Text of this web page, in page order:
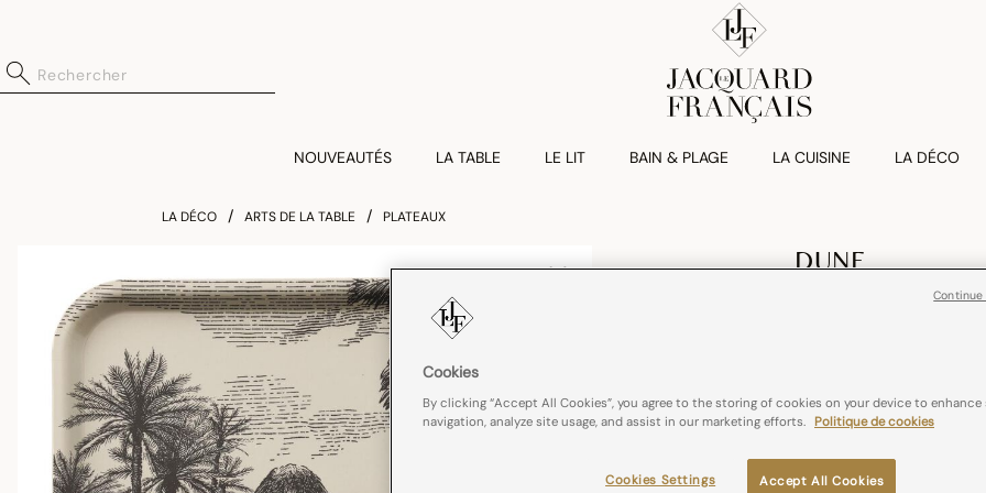
NOUVEAUTÉS LA TABLE LE LIT BAIN & PLAGE LA CUISINE LA DÉCO
LA DÉCO ARTS DE LA TABLE PLATEAUX
DUNE
Plateau Dune
Couleurs :Argile
Cookies
By clicking “Accept All Cookies”, you agree to the storing of cookies on your device to enhance
navigation, analyze site usage, and assist in our marketing efforts. Politique de cookies
Accept All Cookies
Cookies Settings